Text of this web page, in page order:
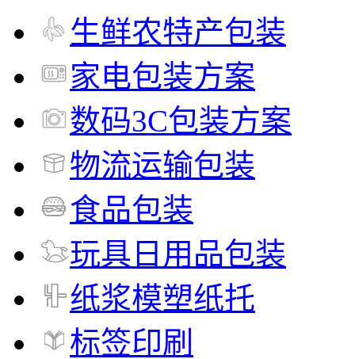
生鲜农特产包装
家电包装方案
数码3C包装方案
物流运输包装
食品包装
玩具日用品包装
纸浆模塑纸托
标签印刷